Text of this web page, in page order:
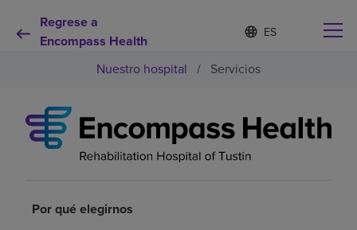
Regrese a
Encompass Health
Lista
de
idiomas
contraída
d
o
s
e
e
Por qué debe elegirnos
Nuestro hospital / Servicios
Por qué elegirnos